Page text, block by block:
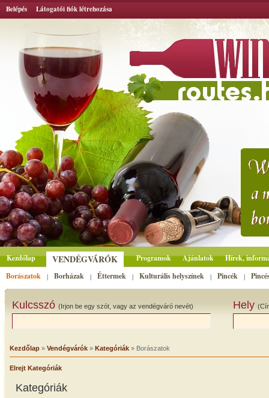
Belépés Látogatói fiók létrehozása
Kezdőlap VENDÉGVÁRÓK Programok Ajánlatok
Hírek,
Borászatok
| Borházak | Éttermek | Kulturális helyszínek | Pincék |
Kulcsszó (Irjon be egy szót, vagy az vendégváró nevét) Hely
Kezdőlap » Vendégvárók » Kategóriák » Borászatok
Elrejt Kategóriák
Kategóriák